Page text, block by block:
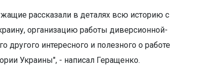
рассказали в деталях всю историю с
организацию работы диверсионной-
другого интересного и полезного о работе
Украины", - написал Геращенко.